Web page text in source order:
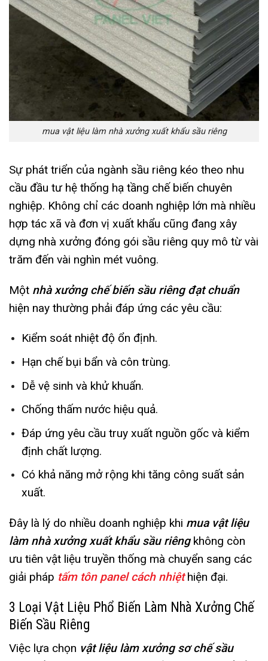
mua vật liệu làm nhà xưởng xuất khẩu sầu riêng
Sự phát triển của ngành sầu riêng kéo theo nhu
cầu đầu tư hệ thống hạ tầng chế biến chuyên
nghiệp. Không chỉ các doanh nghiệp lớn mà nhiều
hợp tác xã và đơn vị xuất khẩu cũng đang xây
dựng nhà xưởng đóng gói sầu riêng quy mô từ vài
trăm đến vài nghìn mét vuông.
Một nhà xưởng chế biến sầu riêng đạt chuẩn
hiện nay thường phải đáp ứng các yêu cầu:
Kiểm soát nhiệt độ ổn định.
Hạn chế bụi bẩn và côn trùng.
Dễ vệ sinh và khử khuẩn.
Chống thấm nước hiệu quả.
Đáp ứng yêu cầu truy xuất nguồn gốc và kiểm
định chất lượng.
Có khả năng mở rộng khi tăng công suất sản
xuất.
Đây là lý do nhiều doanh nghiệp khi mua vật liệu
làm nhà xưởng xuất khẩu sầu riêng không còn
ưu tiên vật liệu truyền thống mà chuyển sang các
giải pháp tấm tôn panel cách nhiệthiện đại.
3 Loại Vật Liệu Phổ Biến Làm Nhà Xưởng Chế
Biến Sầu Riêng
Việc lựa chọn vật liệu làm xưởng sơ chế sầu